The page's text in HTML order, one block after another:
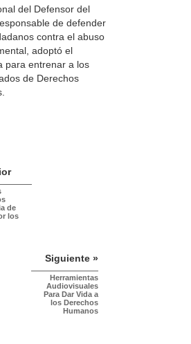
del Defensor del
de defender
contra el abuso
adoptó el
para entrenar a los
de Derechos
de
los
Siguiente »
Herramientas
Audiovisuales
Para Dar Vida a
los Derechos
Humanos